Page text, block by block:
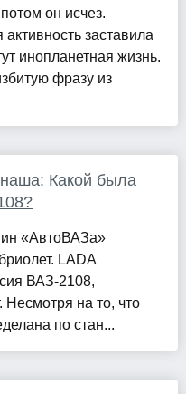
он исчез.
заставила
инопланетная жизнь.
фразу из
Какой была
«АвтоВАЗа»
LADA
ВАЗ-2108,
Несмотря на то, что
по стан...